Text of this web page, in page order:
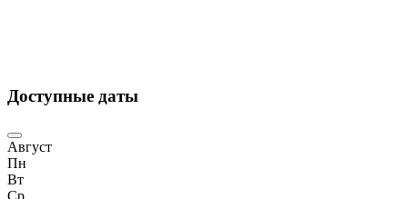
Доступные даты
Август
Пн
Вт